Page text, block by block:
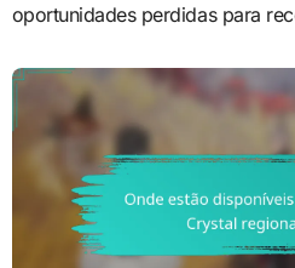
oportunidades perdidas para